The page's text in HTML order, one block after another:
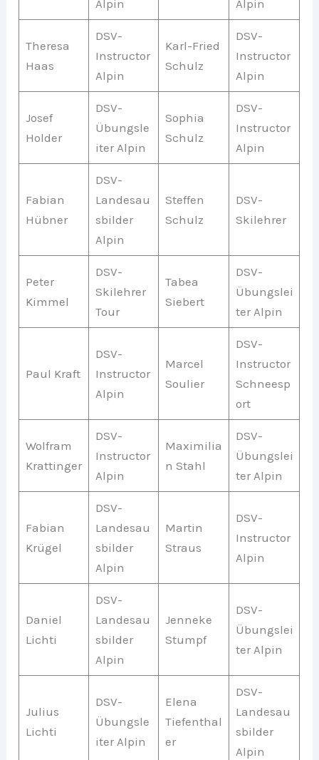
Alpin Alpin
Theresa
Haas
DSV-
Instructor
Alpin
Karl-Fried
Schulz
DSV-
Instructor
Alpin
Josef
Holder
DSV-
Übungsle
iter Alpin
Sophia
Schulz
DSV-
Instructor
Alpin
Fabian
Hübner
DSV-
Landesau
sbilder
Alpin
Steffen
Schulz
DSV-
Skilehrer
Peter
Kimmel
DSV-
Skilehrer
Tour
Tabea
Siebert
DSV-
Übungslei
ter Alpin
Paul Kraft
DSV-
Instructor
Alpin
Marcel
Soulier
DSV-
Instructor
Schneesp
ort
Wolfram
Krattinger
DSV-
Instructor
Alpin
Maximilia
n Stahl
DSV-
Übungslei
ter Alpin
Fabian
Krügel
DSV-
Landesau
sbilder
Alpin
Martin
Straus
DSV-
Instructor
Alpin
Daniel
Lichti
DSV-
Landesau
sbilder
Alpin
Jenneke
Stumpf
DSV-
Übungslei
ter Alpin
Julius
Lichti
DSV-
Übungsle
iter Alpin
Elena
Tiefenthal
er
DSV-
Landesau
sbilder
Alpin